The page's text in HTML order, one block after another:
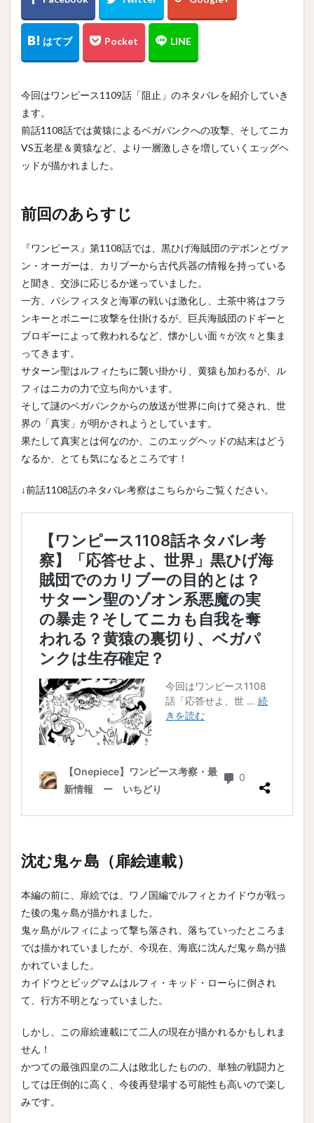
今回はワンピース1109話「阻止」のネタバレを紹介していき
ます。
前話1108話では黄猿によるベガパンクへの攻撃、そしてニカ
VS五老星＆黄猿など、より一層激しさを増していくエッグヘ
ッドが描かれました。
前回のあらすじ
『ワンピース』第1108話では、黒ひげ海賊団のデボンとヴァ
ン・オーガーは、カリブーから古代兵器の情報を持っている
と聞き、交渉に応じるか迷っていました。
一方、パシフィスタと海軍の戦いは激化し、土茶中将はフラ
ンキーとボニーに攻撃を仕掛けるが、巨兵海賊団のドギーと
ブロギーによって救われるなど、懐かしい面々が次々と集ま
ってきます。
サターン聖はルフィたちに襲い掛かり、黄猿も加わるが、ル
フィはニカの力で立ち向かいます。
そして謎のベガパンクからの放送が世界に向けて発され、世
界の「真実」が明かされようとしています。
果たして真実とは何なのか、このエッグヘッドの結末はどう
なるか、とても気になるところです！
↓前話1108話のネタバレ考察はこちらからご覧ください。
沈む鬼ヶ島（扉絵連載）
本編の前に、扉絵では、ワノ国編でルフィとカイドウが戦っ
た後の鬼ヶ島が描かれました。
鬼ヶ島がルフィによって撃ち落され、落ちていったところま
では描かれていましたが、今現在、海底に沈んだ鬼ヶ島が描
かれていました。
カイドウとビッグマムはルフィ・キッド・ローらに倒され
て、行方不明となっていました。
しかし、この扉絵連載にて二人の現在が描かれるかもしれま
せん！
かつての最強四皇の二人は敗北したものの、単独の戦闘力と
しては圧倒的に高く、今後再登場する可能性も高いので楽し
みです。